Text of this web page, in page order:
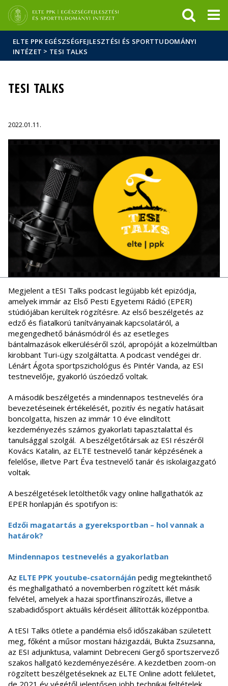
Hírek
Események
ELTE a
sajtóban
ELTE PPK EGÉSZSÉGFEJLESZTÉSI ÉS SPORTTUDOMÁNYI
INTÉZET > TESI TALKS
TESI TALKS
2022.01.11.
Megjelent a tESI Talks podcast legújabb két epizódja,
amelyek immár az Első Pesti Egyetemi Rádió (EPER)
stúdiójában kerültek rögzítésre. Az első beszélgetés az
edző és fiatalkorú tanítványainak kapcsolatáról, a
megengedhető bánásmódról és az esetleges
bántalmazások elkerüléséről szól, apropóját a közelmúltban
kirobbant Turi-ügy szolgáltatta. A podcast vendégei dr.
Lénárt Ágota sportpszichológus és Pintér Vanda, az ESI
testnevelője, gyakorló úszóedző voltak.
A második beszélgetés a mindennapos testnevelés óra
bevezetéseinek értékelését, pozitív és negatív hatásait
boncolgatta, hiszen az immár 10 éve elindított
kezdeményezés számos gyakorlati tapasztalattal és
tanulsággal szolgál. A beszélgetőtársak az ESI részéről
Kovács Katalin, az ELTE testnevelő tanár képzésének a
felelőse, illetve Part Éva testnevelő tanár és iskolaigazgató
voltak.
A beszélgetések letölthetők vagy online hallgathatók az
EPER honlapján és spotifyon is:
Edzői magatartás a gyereksportban – hol vannak a
határok?
Mindennapos testnevelés a gyakorlatban
Az ELTE PPK youtube-csatornáján pedig megtekinthető
és meghallgatható a novemberben rögzített két másik
felvétel, amelyek a hazai sportfinanszírozás, illetve a
szabadidősport aktuális kérdéseit állították középpontba.
A tESI Talks ötlete a pandémia első időszakában született
meg, főként a műsor mostani házigazdái, Bukta Zsuzsanna,
az ESI adjunktusa, valamint Debreceni Gergő sportszervező
szakos hallgató kezdeményezésére. A kezdetben zoom-on
rögzített beszélgetéseknek az ELTE Online adott felületet,